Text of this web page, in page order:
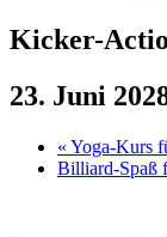
Kicker-
23. Juni
« Yoga-Kurs
Billiard-Spaß